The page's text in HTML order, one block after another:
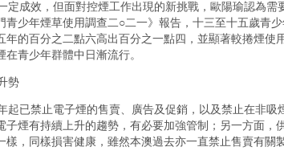
成效，但面對控煙工作出現的新挑戰，歐陽瑜認為需
青少年煙草使用調查二○二一》報告，十三至十五歲青
年的百分之二點六高出百分之一點四，並顯著較捲煙使
在青少年群體中日漸流行。
勢
已禁止電子煙的售賣、廣告及促銷，以及禁止在非吸
子煙有持續上升的趨勢，有必要加強管制；另一方面，
樣，同樣損害健康，雖然本澳過去亦一直禁止售賣有關